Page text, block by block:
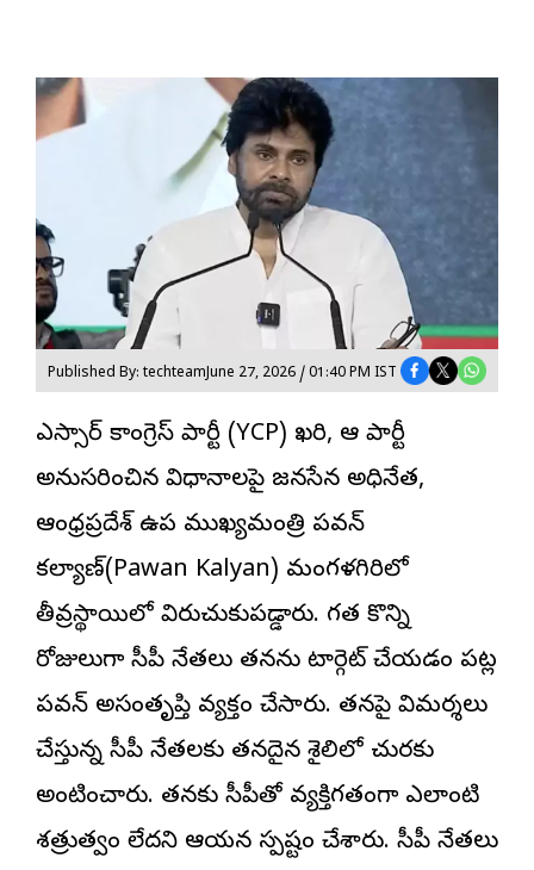
Published By: techteamJune 27, 2026 / 01:40 PM IST
వైఎస్సార్ కాంగ్రెస్ పార్టీ (YCP) వైఖరి, ఆ పార్టీ
అనుసరించిన విధానాలపై జనసేన అధినేత,
ఆంధ్రప్రదేశ్ ఉప ముఖ్యమంత్రి పవన్
కల్యాణ్(Pawan Kalyan) మంగళగిరిలో
తీవ్రస్థాయిలో విరుచుకుపడ్డారు. గత కొన్ని
రోజులుగా వైసీపీ నేతలు తనను టార్గెట్ చేయడం పట్ల
పవన్ అసంతృప్తి వ్యక్తం చేసారు. తనపై విమర్శలు
చేస్తున్న వైసీపీ నేతలకు తనదైన శైలిలో చురకు
అంటించారు. తనకు వైసీపీతో వ్యక్తిగతంగా ఎలాంటి
శత్రుత్వం లేదని ఆయన స్పష్టం చేశారు. వైసీపీ నేతలు